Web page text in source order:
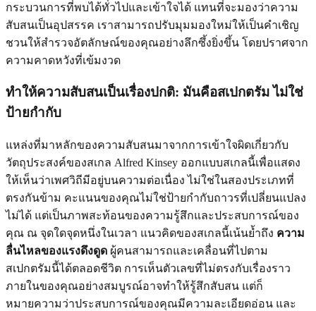
กระบวนการที่พบได้ทั่วไปและเข้าใจได้ แทนที่จะมองว่าความ
สับสนเป็นอุปสรรค เราสามารถปรับมุมมองใหม่ให้เป็นคำเชิญ
ชวนให้สำรวจอัตลักษณ์ของคุณอย่างลึกซึ้งยิ่งขึ้น โดยปราศจาก
ความคาดหวังที่เข้มงวด
ทำให้ความสับสนเป็นเรื่องปกติ: มันคือสเปกตรัม ไม่ใช่
ป้ายกำกับ
แหล่งที่มาหลักของความสับสนมาจากการเข้าใจผิดเกี่ยวกับ
วัตถุประสงค์ของสเกล Alfred Kinsey ออกแบบสเกลนี้เพื่อแสดง
ให้เห็นว่าเพศวิถีมีอยู่บนความต่อเนื่อง ไม่ใช่ในสองประเภทที่
ตรงกันข้าม คะแนนของคุณไม่ใช่ป้ายกำกับถาวรที่เปลี่ยนแปลง
ไม่ได้ แต่เป็นภาพสะท้อนของความรู้สึกและประสบการณ์ของ
คุณ ณ จุดใดจุดหนึ่งในเวลา แนวคิดของสเกลนี้เน้นย้ำถึง ความ
ลื่นไหลของแรงดึงดูด ผู้คนสามารถและเคลื่อนที่ไปตาม
สเปกตรัมนี้ได้ตลอดชีวิต การเห็นตัวเลขที่ไม่ตรงกับเรื่องราว
ภายในของคุณอย่างสมบูรณ์อาจทำให้รู้สึกสับสน แต่ก็
หมายความว่าประสบการณ์ของคุณมีความละเอียดอ่อน และ